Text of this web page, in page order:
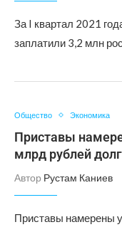
За I квартал 2021
заплатили 3,2 млн
Общество Экономика
Приставы
млрд рублей
Автор Рустам Каниев
Приставы намерены